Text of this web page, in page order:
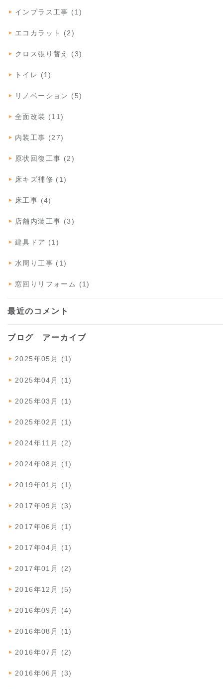
インプラス工事 (1)
エコカラット (2)
クロス張り替え (3)
トイレ (1)
リノベーション (5)
全面改装 (11)
内装工事 (27)
原状回復工事 (2)
床キズ補修 (1)
床工事 (4)
店舗内装工事 (3)
建具ドア (1)
水周り工事 (1)
窓回りリフォーム (1)
最近のコメント
ブログ アーカイブ
2025年05月 (1)
2025年04月 (1)
2025年03月 (1)
2025年02月 (1)
2024年11月 (2)
2024年08月 (1)
2019年01月 (1)
2017年09月 (3)
2017年06月 (1)
2017年04月 (1)
2017年01月 (2)
2016年12月 (5)
2016年09月 (4)
2016年08月 (1)
2016年07月 (2)
2016年06月 (3)